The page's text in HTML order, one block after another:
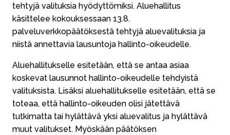
tehtyjä valituksia hyödyttömiksi. Aluehallitus
käsittelee kokouksessaan 13.8.
palveluverkkopäätöksestä tehtyjä aluevalituksia ja
niistä annettavia lausuntoja hallinto-oikeudelle.
Aluehallitukselle esitetään, että se antaa asiaa
koskevat lausunnot hallinto-oikeudelle tehdyistä
valituksista. Lisäksi aluehallitukselle esitetään, että se
toteaa, että hallinto-oikeuden olisi jätettävä
tutkimatta tai hylättävä yksi aluevalitus ja hylättävä
muut valitukset. Myöskään päätöksen